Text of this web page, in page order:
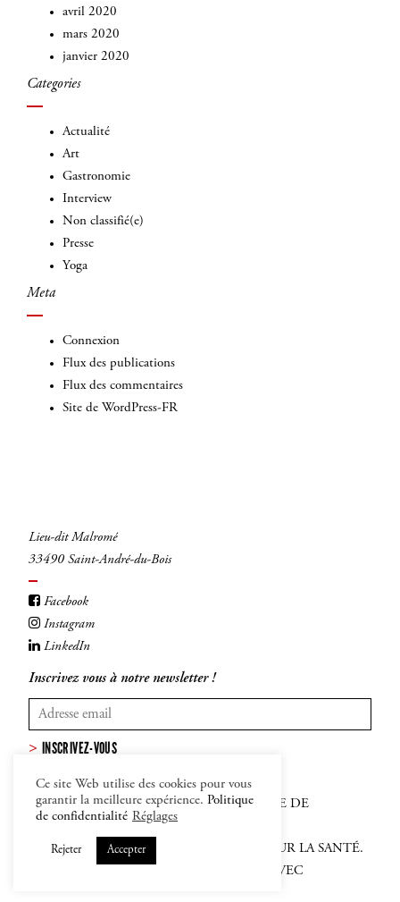
avril 2020
mars 2020
janvier 2020
Categories
Actualité
Art
Gastronomie
Interview
Non classifié(e)
Presse
Yoga
Meta
Connexion
Flux des publications
Flux des commentaires
Site de WordPress-FR
Lieu-dit Malromé
33490 Saint-André-du-Bois
Facebook
Instagram
LinkedIn
Inscrivez vous à notre newsletter !
INSCRIVEZ-VOUS
MENTIONS LÉGALES–CGV–POLITIQUE DE
CONFIDENTIALITÉ ET COOKIES
L'ABUS D'ALCOOL EST DANGEREUX POUR LA SANTÉ.
SACHEZ APPRÉCIER ET CONSOMMER AVEC
Ce site Web utilise des cookies pour vous
garantir la meilleure expérience. Politique
de confidentialité Réglages
Rejeter Accepter